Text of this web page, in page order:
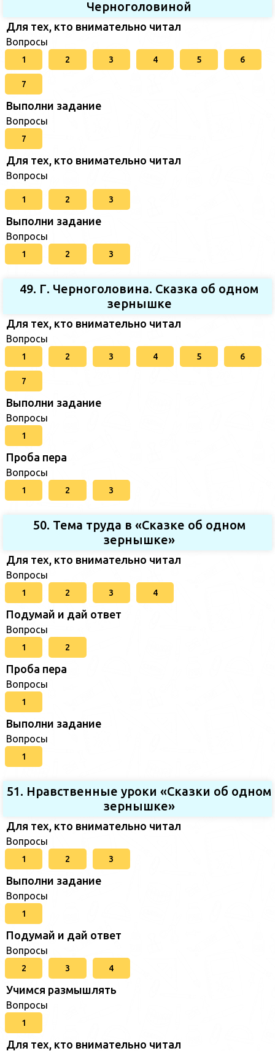
Черноголовиной
Для тех, кто внимательно читал
Вопросы
1 2 3 4 5 6
7
Выполни задание
Вопросы
7
Для тех, кто внимательно читал
Вопросы
1 2 3
Выполни задание
Вопросы
1 2 3
49. Г. Черноголовина. Сказка об одном
зернышке
Для тех, кто внимательно читал
Вопросы
1 2 3 4 5 6
7
Выполни задание
Вопросы
1
Проба пера
Вопросы
1 2 3
50. Тема труда в «Сказке об одном
зернышке»
Для тех, кто внимательно читал
Вопросы
1 2 3 4
Подумай и дай ответ
Вопросы
1 2
Проба пера
Вопросы
1
Выполни задание
Вопросы
1
51. Нравственные уроки «Сказки об одном
зернышке»
Для тех, кто внимательно читал
Вопросы
1 2 3
Выполни задание
Вопросы
1
Подумай и дай ответ
Вопросы
2 3 4
Учимся размышлять
Вопросы
1
Для тех, кто внимательно читал